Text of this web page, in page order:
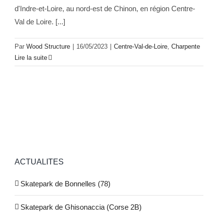
d'Indre-et-Loire, au nord-est de Chinon, en région Centre-
Val de Loire. [...]
Par Wood Structure 16/05/2023 Centre-Val-de-Loire Charpente
Lire la suite
ACTUALITES
Skatepark de Bonnelles (78)
Skatepark de Ghisonaccia (Corse 2B)